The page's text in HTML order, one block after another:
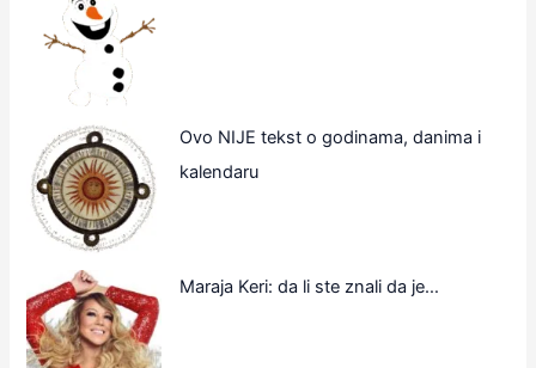
Ovo NIJE tekst o godinama, danima i
kalendaru
Maraja Keri: da li ste znali da je…